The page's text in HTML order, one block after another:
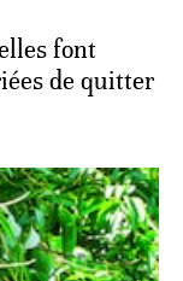
font
de quitter